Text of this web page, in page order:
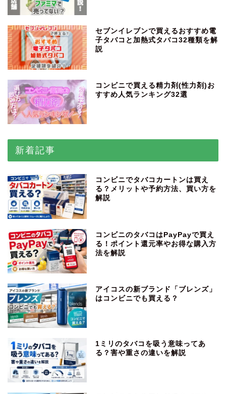
セブンイレブンで買えるおすすめ電
子タバコと加熱式タバコ32種類を解
説
コンビニで買える精力剤(性力剤)お
すすめ人気ランキング32選
新着記事
コンビニでタバコカートンは買え
る？メリットや予約方法、買い方を
解説
コンビニのタバコはPayPayで買え
る！ポイント還元率やお得な購入方
法を解説
アイコスの新ブランド「ブレンズ」
はコンビニでも買える？
1ミリのタバコを吸う意味ってあ
る？害や重さの違いを解説